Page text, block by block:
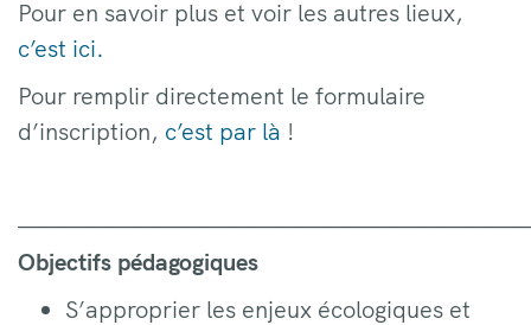
Pour en savoir plus et voir les autres lieux,
c’est ici.
Pour remplir directement le formulaire
d’inscription, c’est par là !
Objectifs pédagogiques
S’approprier les enjeux écologiques et